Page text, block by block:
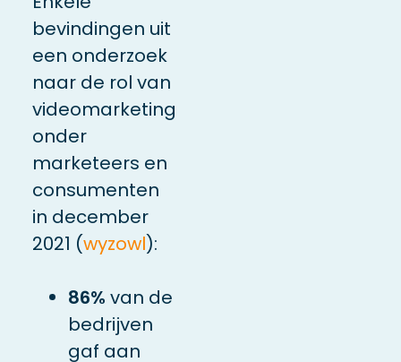
bevindingen uit
een onderzoek
naar de rol van
videomarketing
onder
marketeers en
consumenten
in december
2021 (wyzowl):
86% van de
bedrijven
gaf aan